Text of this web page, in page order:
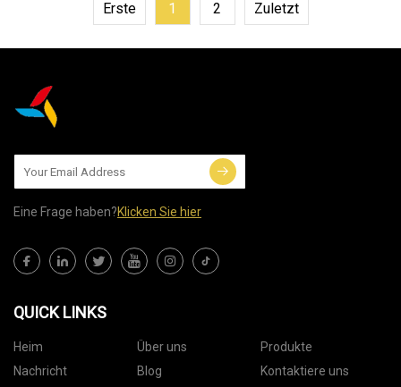
Erste 1 2 Zuletzt
Eine Frage haben?Klicken Sie hier
QUICK LINKS
Heim Über uns
Produkte
Nachricht
Blog
Kontaktiere uns